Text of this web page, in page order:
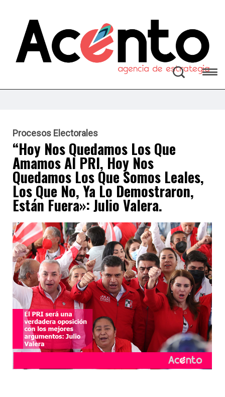
Procesos Electorales
“Hoy Nos Quedamos Los Que
Amamos Al PRI, Hoy Nos
Quedamos Los Que Somos Leales,
Los Que No, Ya Lo Demostraron,
Están Fuera»: Julio Valera.